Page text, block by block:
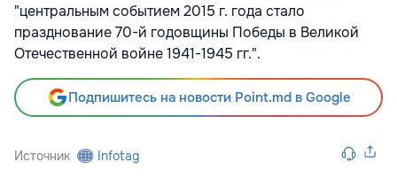
"центральным событием 2015 г. года стало
празднование 70-й годовщины Победы в Великой
Отечественной войне 1941-1945 гг.".
Подпишитесь на новости Point.md в Google
Источник Infotag